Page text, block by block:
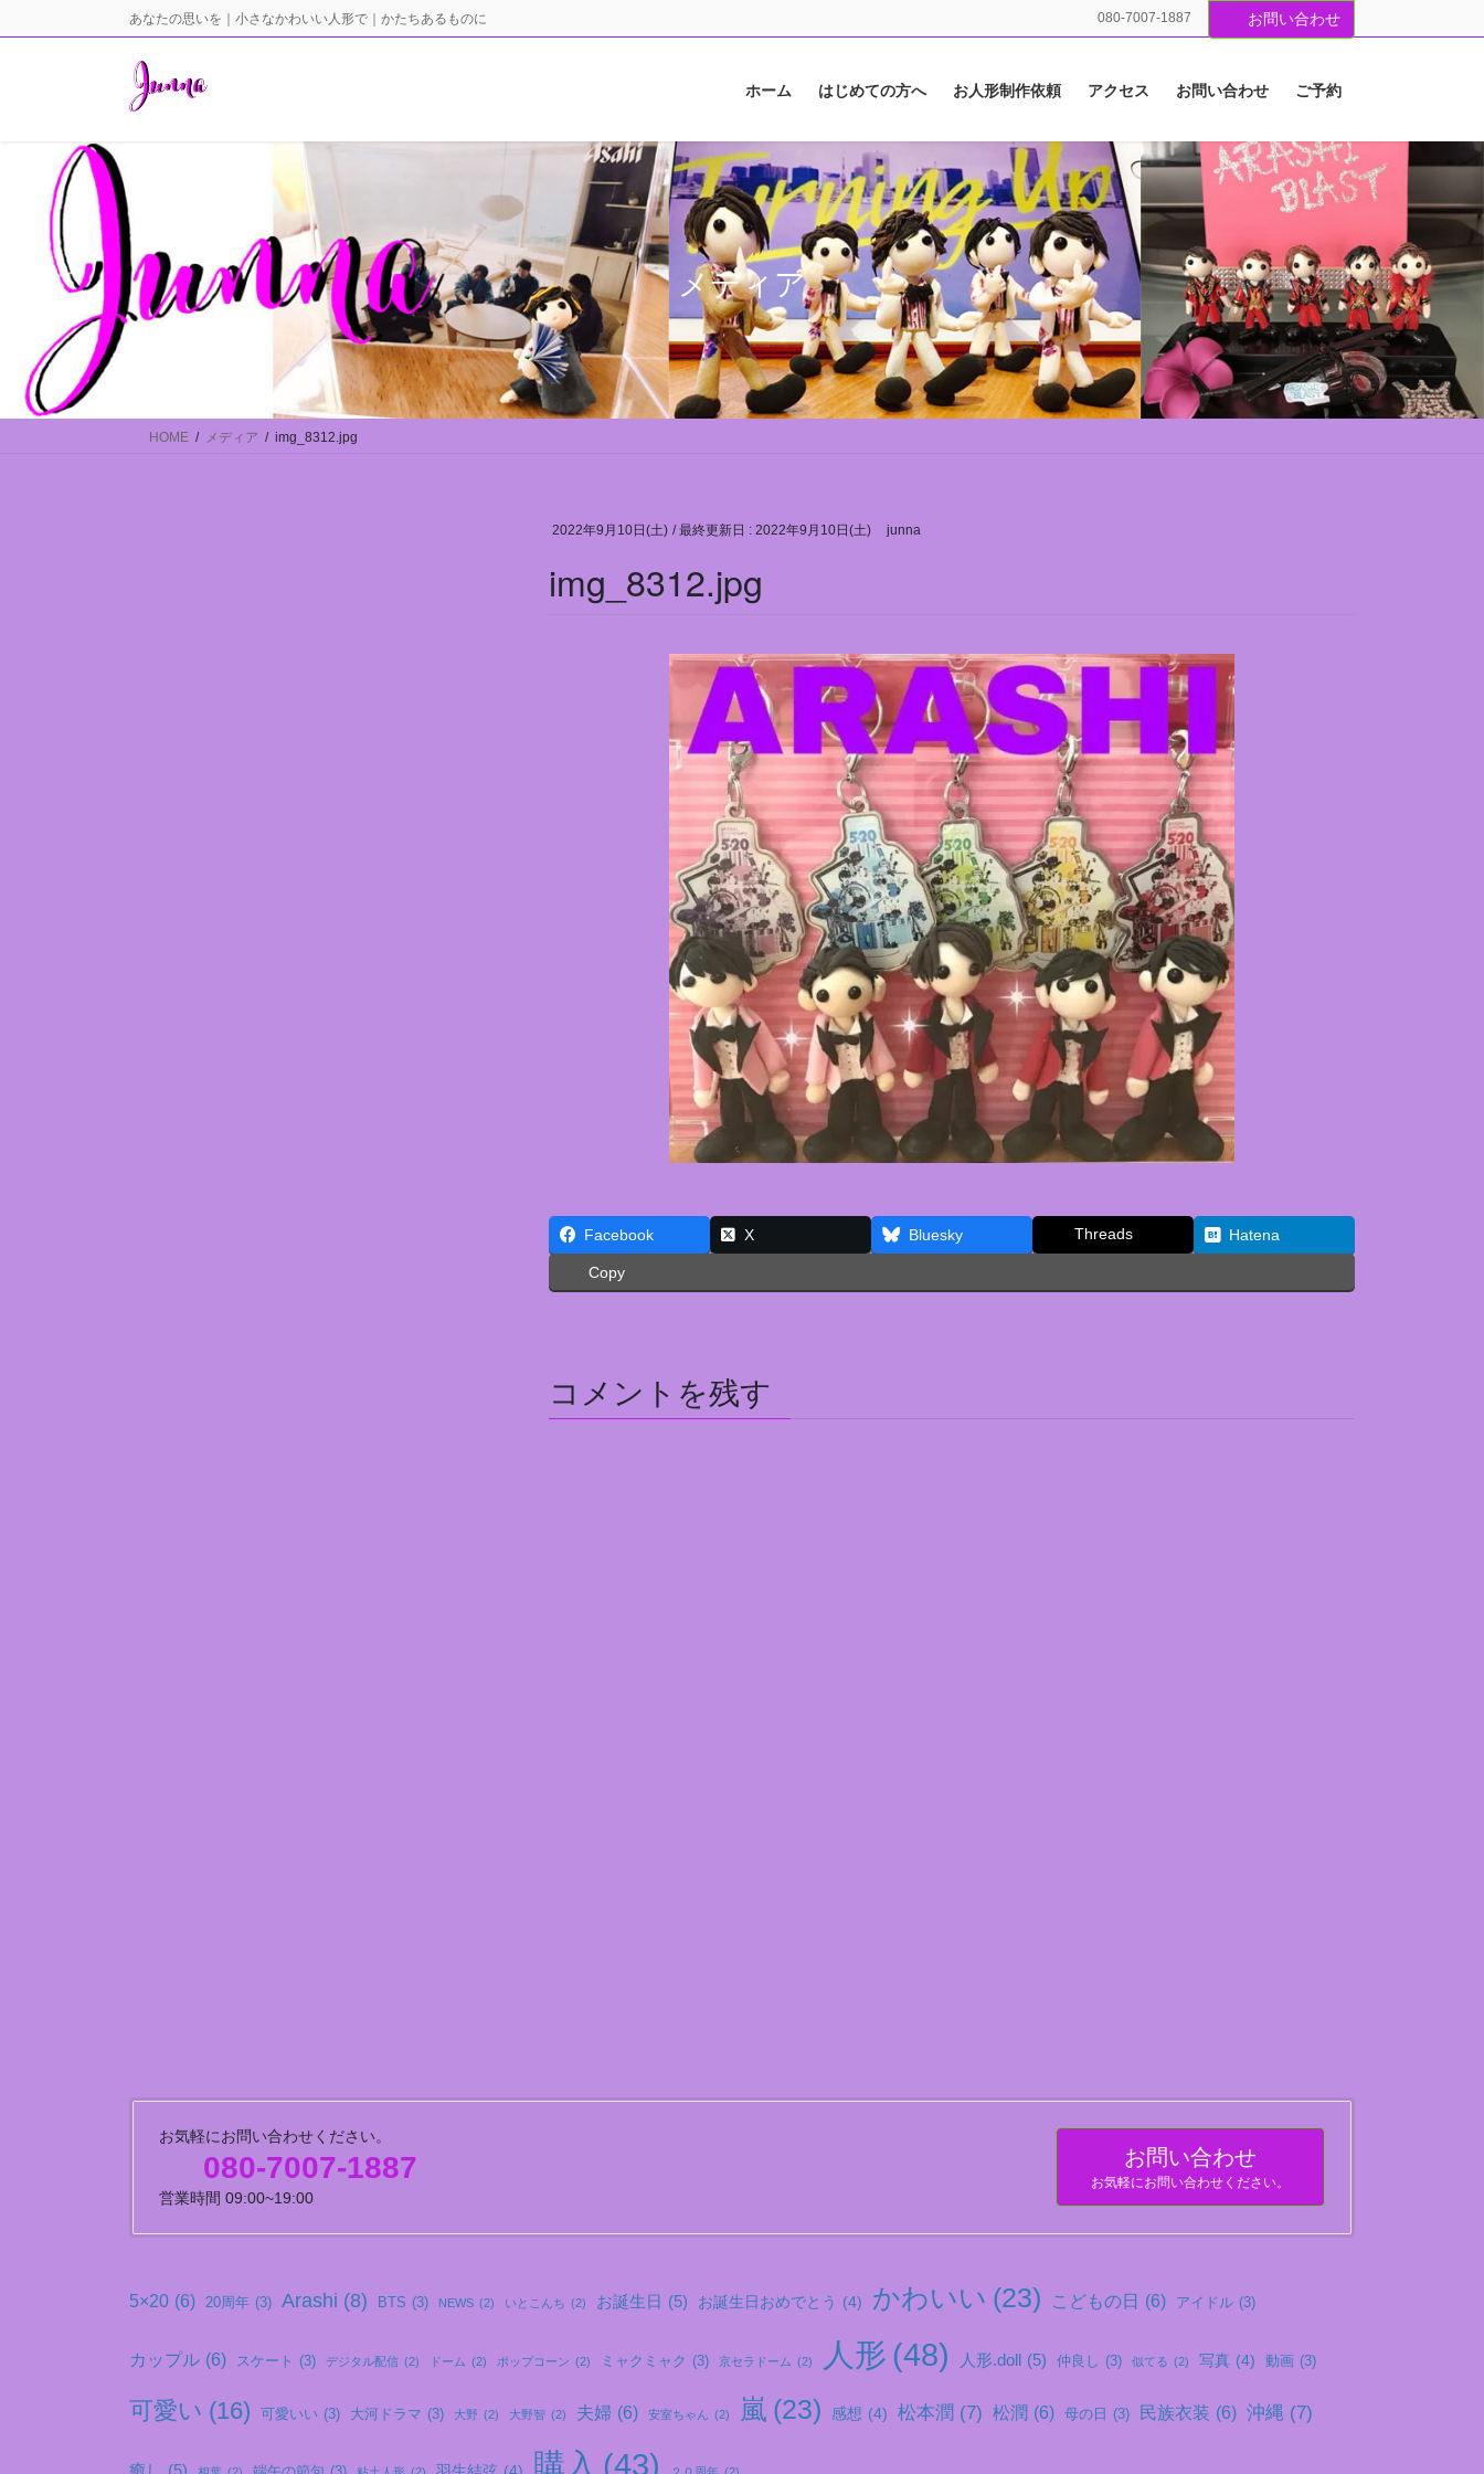
ン
ビ
あなたの思いを｜小さなかわいい人形で｜かたちあるものに 080-7007-1887 お問い合わせ
ホーム はじめての方へ お人形制作依頼 アクセス お問い合わせ ご予約
メディア
HOME メディア img_8312.jpg
2022年9月10日(土) / 最終更新日 : 2022年9月10日(土) junna
img_8312.jpg
Facebook X Bluesky Threads Hatena
Copy
コメントを残す
お気軽にお問い合わせください。
080-7007-1887
営業時間 09:00~19:00
お問い合わせ
お気軽にお問い合わせください。
5×20 (6) 20周年 (3) Arashi (8) BTS (3) NEWS (2) いとこんち (2) お誕生日 (5) お誕生日おめでとう (4) かわいい (23) こどもの日 (6) アイドル (3)
カップル (6) スケート (3) デジタル配信 (2) ドーム (2) ポップコーン (2) ミャクミャク (3) 京セラドーム (2) 人形 (48) 人形.doll (5) 仲良し (3) 似てる (2) 写真 (4) 動画 (3)
可愛い (16) 可愛いい (3) 大河ドラマ (3) 大野 (2) 大野智 (2) 夫婦 (6) 安室ちゃん (2) 嵐 (23) 感想 (4) 松本潤 (7) 松潤 (6) 母の日 (3) 民族衣装 (6) 沖縄 (7)
購入 (43)